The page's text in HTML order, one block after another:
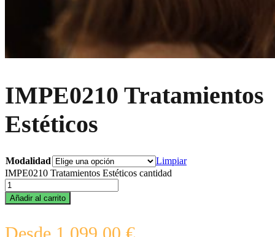
IMPE0210 Tratamientos
Estéticos
Modalidad
Limpiar
IMPE0210 Tratamientos Estéticos cantidad
Añadir al carrito